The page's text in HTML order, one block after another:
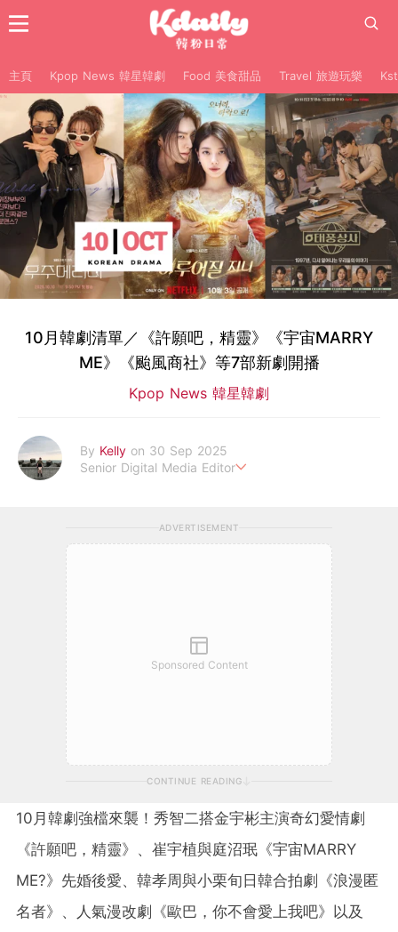
主頁 Kpop News 韓星韓劇 Food 美食甜品 Travel 旅遊玩樂
10月韓劇清單／《許願吧，精靈》《宇宙MARRY
ME》《颱風商社》等7部新劇開播
Kpop News 韓星韓劇
By Kelly on 30 Sep 2025
Senior Digital Media Editor
ADVERTISEMENT
Sponsored Content
CONTINUE READING
10月韓劇強檔來襲！秀智二搭金宇彬主演奇幻愛情劇
《許願吧，精靈》、崔宇植與庭沼珉《宇宙MARRY
ME?》先婚後愛、韓孝周與小栗旬日韓合拍劇《浪漫匿
名者》、人氣漫改劇《歐巴，你不會愛上我吧》以及